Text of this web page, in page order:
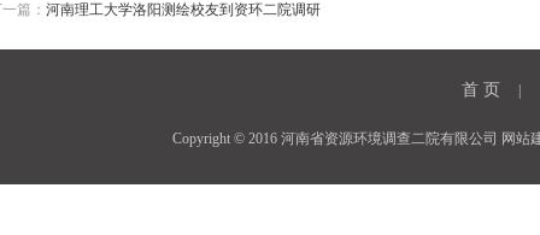
篇： 河南理工大学洛阳测绘校友到资环二院调研
首 页
Copyright © 2016 河南省资源环境调查二院有限公司 网站